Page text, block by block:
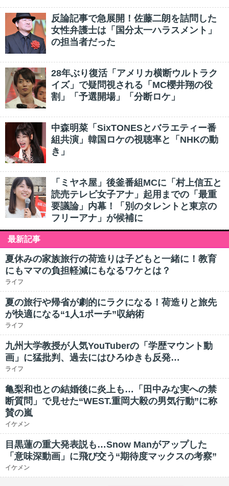
反論記事で急展開！佐藤二朗を詰問した
女性弁護士は「国分太一ハラスメント」
の担当者だった
28年ぶり復活「アメリカ横断ウルトラク
イズ」で疑問視される「MC櫻井翔の役
割」「予選開場」「分断ロケ」
中森明菜「SixTONESとバラエティー番
組共演」韓国ロケの視聴率と「NHKの動
き」
「ミヤネ屋」後釜番組MCに「村上信五と
読売テレビ女子アナ」起用までの「最重
要議論」内幕！「別のタレントと東京の
フリーアナ」が候補に
最新記事
夏休みの家族旅行の荷造りは子どもと一緒に！教育
にもママの負担軽減にもなるワケとは？
ライフ
夏の旅行や帰省が劇的にラクになる！荷造りと旅先
が快適になる“1人1ポーチ”収納術
ライフ
九州大学教授が人気YouTuberの「学歴マウント動
画」に猛批判、過去にはひろゆきも反発…
ライフ
亀梨和也との結婚後に炎上も…「田中みな実への禁
断質問」で見せた“WEST.重岡大毅の男気行動”に称
賛の嵐
イケメン
目黒蓮の重大発表説も…Snow Manがアップした
「意味深動画」に飛び交う“期待度マックスの考察”
イケメン